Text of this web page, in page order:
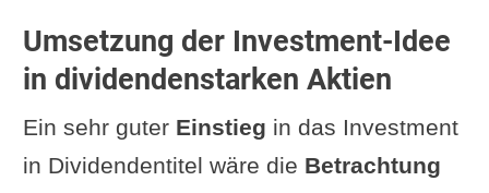
Umsetzung der Investment-Idee
in dividendenstarken Aktien
Ein sehr guter Einstieg in das Investment
in Dividendentitel wäre die Betrachtung